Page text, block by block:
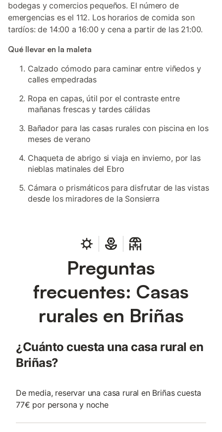
bodegas y comercios pequeños. El número de
emergencias es el 112. Los horarios de comida son
tardíos: de 14:00 a 16:00 y cena a partir de las 21:00.
Qué llevar en la maleta
Calzado cómodo para caminar entre viñedos y
calles empedradas
Ropa en capas, útil por el contraste entre
mañanas frescas y tardes cálidas
Bañador para las casas rurales con piscina en los
meses de verano
Chaqueta de abrigo si viaja en invierno, por las
nieblas matinales del Ebro
Cámara o prismáticos para disfrutar de las vistas
desde los miradores de la Sonsierra
Preguntas
frecuentes: Casas
rurales en Briñas
¿Cuánto cuesta una casa rural en
Briñas?
De media, reservar una casa rural en Briñas cuesta
77€ por persona y noche